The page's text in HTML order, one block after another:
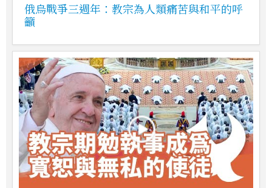
俄烏戰爭三週年：教宗為人類痛苦與和平的呼
籲